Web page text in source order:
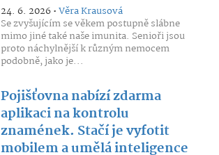
24. 6. 2026 •Věra Krausová
Se zvyšujícím se věkem postupně slábne
mimo jiné také naše imunita. Senioři jsou
proto náchylnější k různým nemocem
podobně, jako je...
Pojišťovna nabízí zdarma
aplikaci na kontrolu
znamének. Stačí je vyfotit
mobilem a umělá inteligence